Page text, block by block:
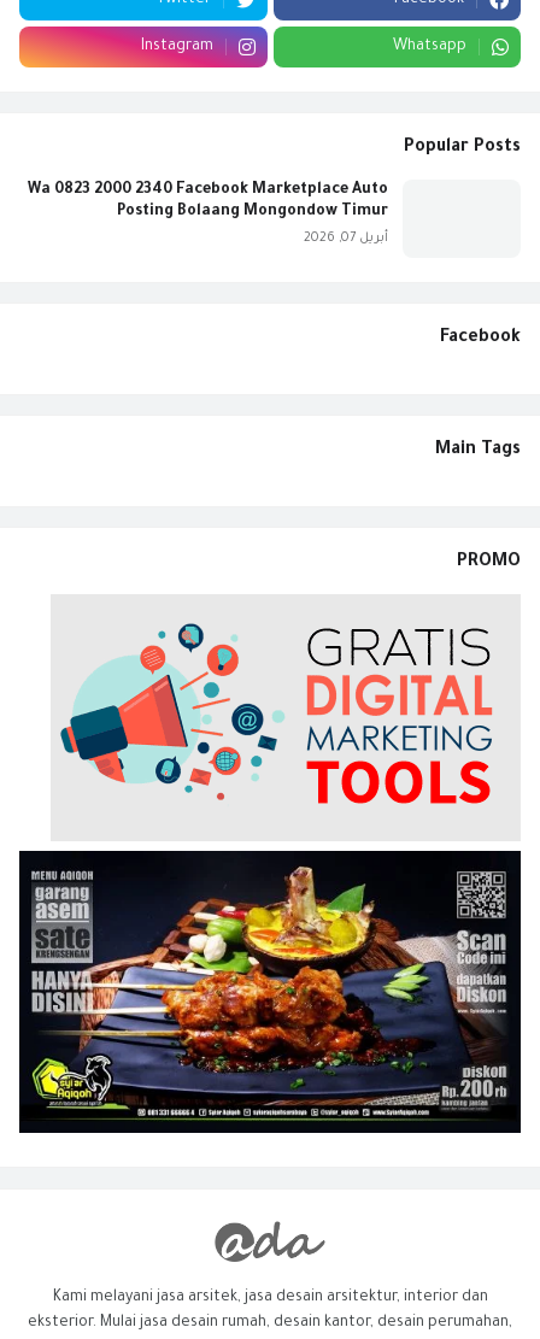
Whatsapp
Instagram
Popular Posts
Wa 0823 2000 2340 Facebook Marketplace Auto
Posting Bolaang Mongondow Timur
أبريل 07, 2026
Facebook
Main Tags
PROMO
Kami melayani jasa arsitek, jasa desain arsitektur, interior dan
eksterior. Mulai jasa desain rumah, desain kantor, desain perumahan,